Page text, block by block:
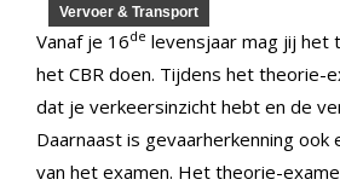
Vervoer & Transport
Vanaf je 16de levensjaar mag jij het
het CBR doen. Tijdens het theorie-
dat je verkeersinzicht hebt en de
Daarnaast is gevaarherkenning ook
van het examen. Het theorie-